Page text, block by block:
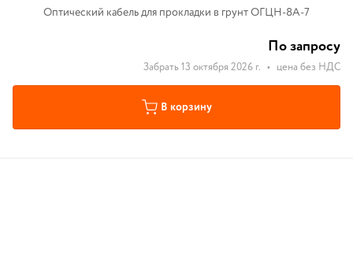
Оптический кабель для прокладки в грунт ОГЦН-8А-7
По запросу
Забрать 13 октября 2026 г. • цена без НДС
В корзину